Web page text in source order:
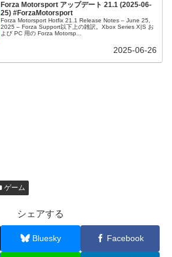
Forza Motorsport アップデート 21.1 (2025-06-
25) #ForzaMotorsport
Forza Motorsport Hotfix 21.1 Release Notes – June 25,
2025 – Forza Support以下上の雑訳。Xbox Series X|S お
よび PC 用の Forza Motorsp...
2025-06-26
ゲーム
シェアする
Bluesky Facebook